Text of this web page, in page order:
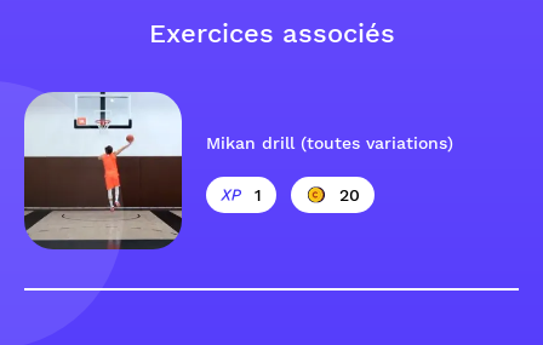
Exercices associés
Mikan drill (toutes variations)
1 20